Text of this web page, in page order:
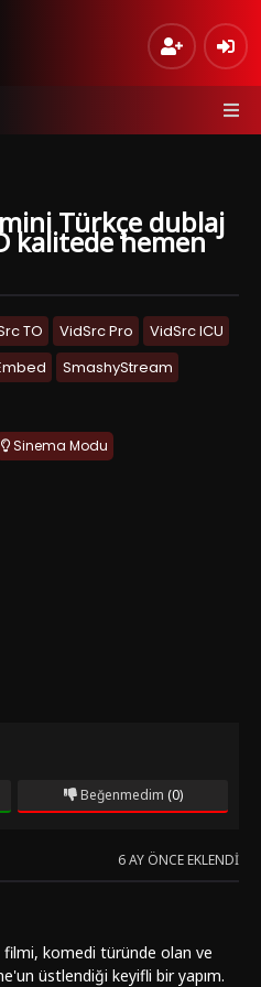
Türkçe dublaj
kalitede hemen
TO VidSrc Pro
VidSrc ICU
SmashyStream
Sinema Modu
Beğenmedim (0)
6 AY ÖNCE EKLENDI
komedi türünde olan ve
üstlendiği keyifli bir yapım.